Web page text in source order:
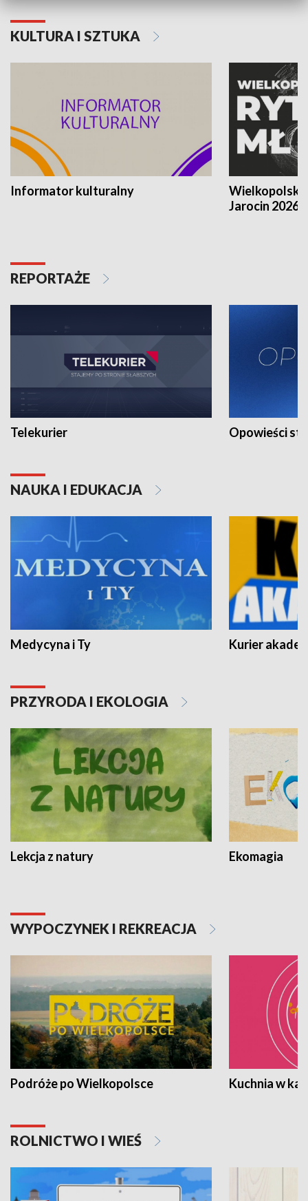
KULTURA I SZTUKA
Informator kulturalny
Jarocin 2026
REPORTAŻE
Telekurier Opowieści
NAUKA I EDUKACJA
Medycyna i Ty Kurier
PRZYRODA I EKOLOGIA
Lekcja z natury Ekomagia
WYPOCZYNEK I REKREACJA
Podróże po Wielkopolsce Kuchnia w
ROLNICTWO I WIEŚ